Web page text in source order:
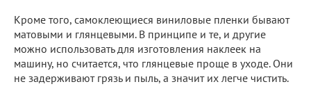
Кроме того, самоклеющиеся виниловые пленки бывают
матовыми и глянцевыми. В принципе и те, и другие
можно использовать для изготовления наклеек на
машину, но считается, что глянцевые проще в уходе. Они
не задерживают грязь и пыль, а значит их легче чистить.